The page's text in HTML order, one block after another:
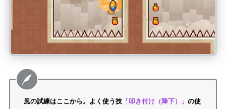
風の試練はここから。よく使う技「叩き付け（降下）」 の使